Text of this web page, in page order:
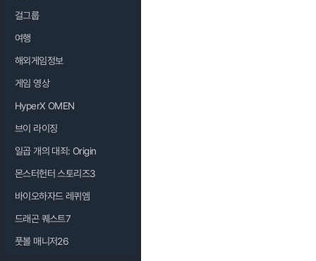
걸그룹
여행
해외게임정보
게임 영상
HyperX OMEN
브이 라이징
일곱 개의 대죄: Origin
몬스터헌터 스토리즈3
바이오하자드 레퀴엠
드래곤 퀘스트7
풋볼 매니저26